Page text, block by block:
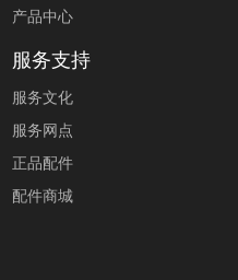
产品中心
服务支持
服务文化
服务网点
正品配件
配件商城